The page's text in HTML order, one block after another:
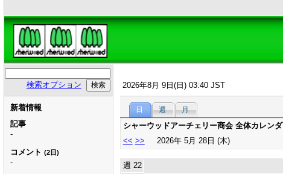
検索オプション
新着情報
記事
-
コメント (2日)
-
2026年8月 9日(日) 03:40 JST
日 週 月
シャーウッドアーチェリー商会 全体カレンダ
<< >> 2026年 5月 28日 (木)
週 22